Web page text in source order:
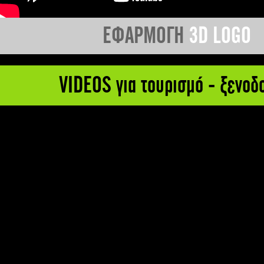
ΕΦΑΡΜΟΓΗ 3D LOGO
VIDEOS για τουρισμό -